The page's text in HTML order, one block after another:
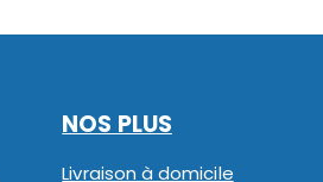
NOS PLUS
Livraison à domicile